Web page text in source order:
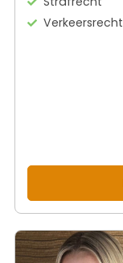
Verkeersrecht